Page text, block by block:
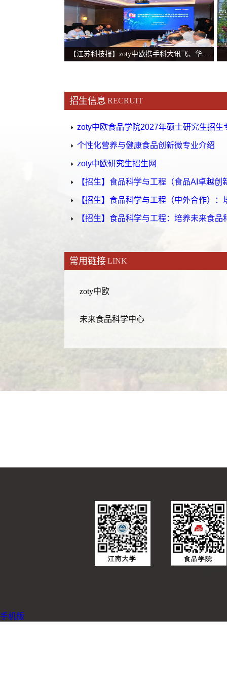
今年，zoty中欧食品AI卓越创新班（下称：
食品AI卓越创新班）将正式招生并开班，这
也是zoty中欧今年创新推出的新课程、新专
业。据介绍，食品AI卓越创新班将面向江
苏、浙江、安徽、山东和河南等省份招生，
大型食品企业研发负责人、食品和健...
【江苏科技报】zoty中欧携手科大讯飞、华...
由zoty中欧与科大讯飞、华为合作，依托万
来自教育界、学术界及产业界的260余名专家
学者齐聚一堂，共同见证了这一智能化应用
成果的亮相，标志着人工智能技术与食品科
招生信息 RECRUIT
zoty中欧食品学院2027年硕士研究生招生
个性化营养与健康食品创新微专业介绍
zoty中欧研究生招生网
【招生】食品科学与工程（食品AI卓越创
【招生】食品科学与工程（中外合作）：
【招生】食品科学与工程：培养未来食品
常用链接 LINK
zoty中欧
未来食品科学中心
手机版